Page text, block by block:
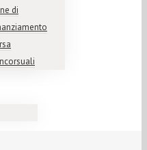
di